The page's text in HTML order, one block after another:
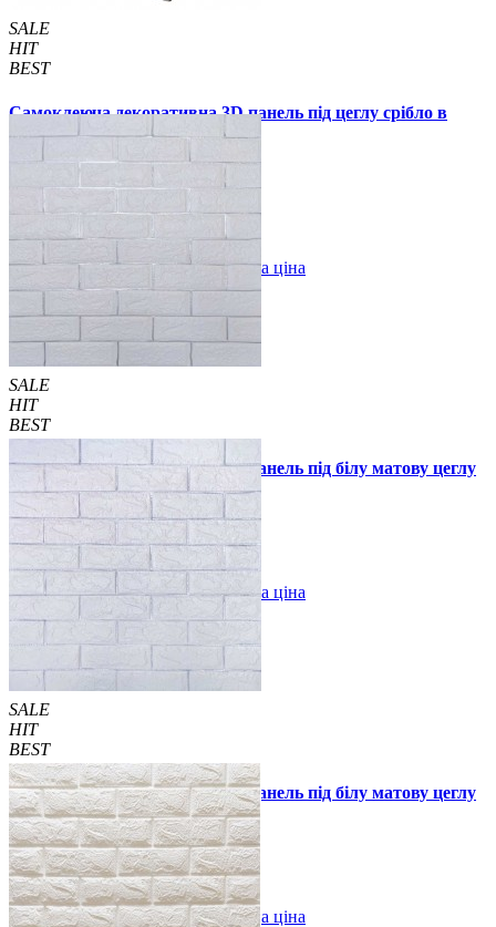
SALE
HIT
BEST
Самоклеюча декоративна 3D панель під цеглу срібло в
рулоні 3080x700x3мм
450 грн.
Купити В закладки Оптова ціна
SALE
HIT
BEST
Самоклеюча декоративна 3D панель під білу матову цеглу
зі сріблом 700x770x5 мм
99 грн. /шт 160 грн.
Купити В закладки Оптова ціна
SALE
HIT
BEST
Самоклеюча декоративна 3D панель під білу матову цеглу
зі сріблом 700x770x7 мм
129 грн./шт 170 грн./шт
Купити В закладки Оптова ціна